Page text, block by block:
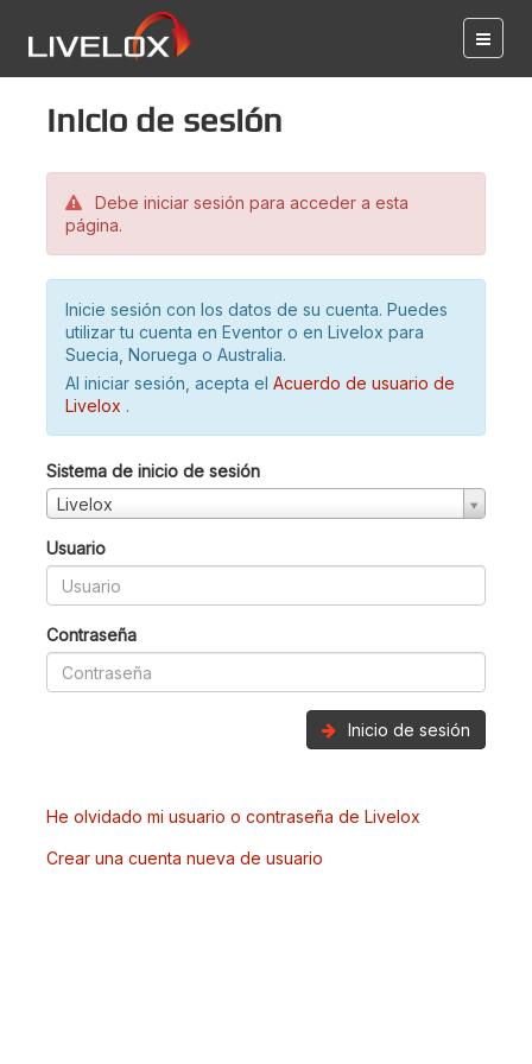
Inicio de sesión
Debe iniciar sesión para acceder a esta
página.
Inicie sesión con los datos de su cuenta. Puedes
utilizar tu cuenta en Eventor o en Livelox para
Suecia, Noruega o Australia.
Al iniciar sesión, acepta el Acuerdo de usuario de
Livelox .
Sistema de inicio de sesión
Livelox
Usuario
Contraseña
Inicio de sesión
He olvidado mi usuario o contraseña de Livelox
Crear una cuenta nueva de usuario